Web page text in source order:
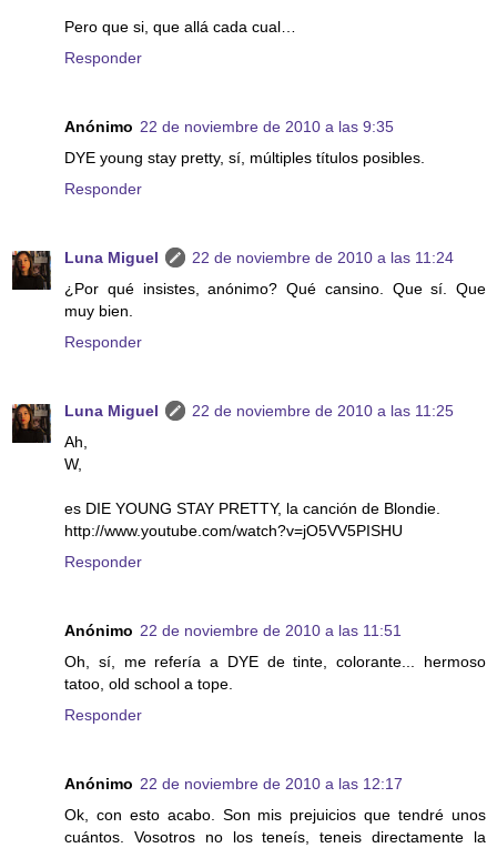
Pero que si, que allá cada cual…
Responder
Anónimo 22 de noviembre de 2010 a las 9:35
DYE young stay pretty, sí, múltiples títulos posibles.
Responder
Luna Miguel
22 de noviembre de 2010 a las 11:24
¿Por qué insistes, anónimo? Qué cansino. Que sí. Que
muy bien.
Responder
Luna Miguel
22 de noviembre de 2010 a las 11:25
Ah,
W,
es DIE YOUNG STAY PRETTY, la canción de Blondie.
http://www.youtube.com/watch?v=jO5VV5PISHU
Responder
Anónimo 22 de noviembre de 2010 a las 11:51
Oh, sí, me refería a DYE de tinte, colorante... hermoso
tatoo, old school a tope.
Responder
Anónimo 22 de noviembre de 2010 a las 12:17
Ok, con esto acabo. Son mis prejuicios que tendré unos
cuántos. Vosotros no los teneís, teneis directamente la